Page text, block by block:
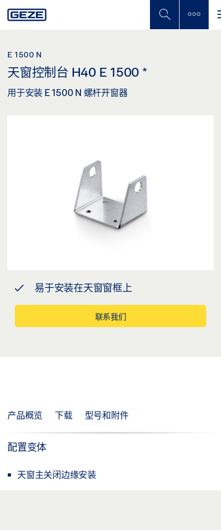
to
E 1500 N
天窗控制台 H40 E 1500 *
用于安装 E 1500 N 螺杆开窗器
易于安装在天窗窗框上
联系我们
产品概览 下载 型号和附件
配置变体
天窗主关闭边缘安装